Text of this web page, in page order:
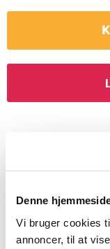
Denne
Vi bruger cookies
annoncer, til at
Lejnemt.dk`s
den gode smag
Pris: 250,- pr. dag.